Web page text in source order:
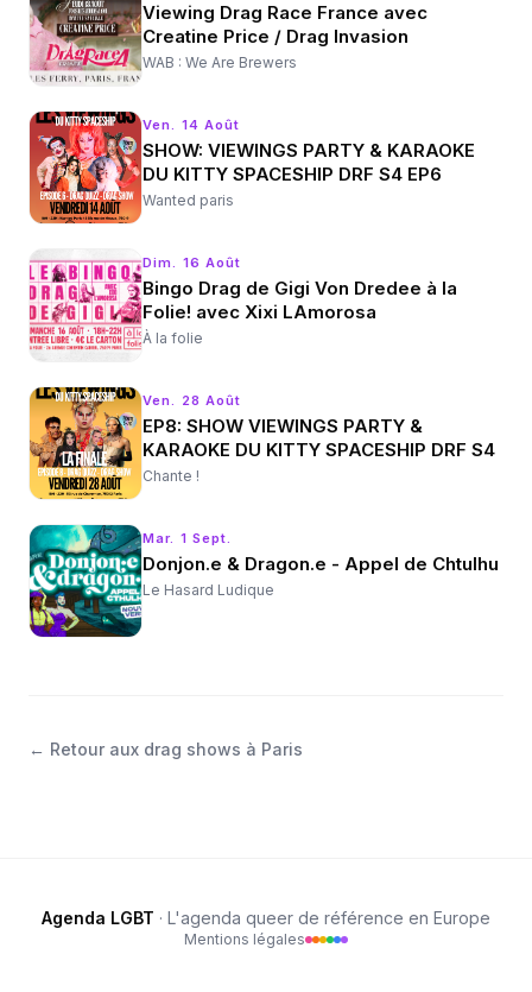
Viewing Drag Race France avec
Creatine Price / Drag Invasion
WAB : We Are Brewers
Ven. 14 Août
SHOW: VIEWINGS PARTY & KARAOKE
DU KITTY SPACESHIP DRF S4 EP6
Wanted paris
Dim. 16 Août
Bingo Drag de Gigi Von Dredee à la
Folie! avec Xixi LAmorosa
À la folie
Ven. 28 Août
EP8: SHOW VIEWINGS PARTY &
KARAOKE DU KITTY SPACESHIP DRF S4
Chante !
Mar. 1 Sept.
Donjon.e & Dragon.e - Appel de Chtulhu
Le Hasard Ludique
← Retour aux drag shows à Paris
Agenda LGBT · L'agenda queer de référence en Europe
Mentions légales